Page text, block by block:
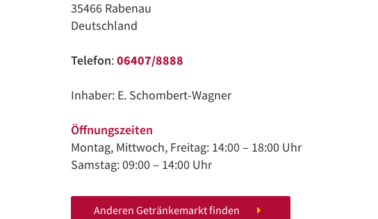
35466 Rabenau
Deutschland
Telefon:06407/8888
Inhaber: E. Schombert-Wagner
Öffnungszeiten
Montag, Mittwoch, Freitag: 14:00 – 18:00 Uhr
Samstag: 09:00 – 14:00 Uhr
Anderen Getränkemarkt finden